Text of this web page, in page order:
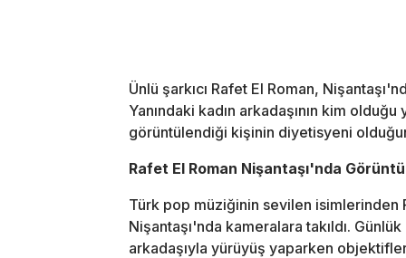
Ünlü şarkıcı Rafet El Roman,
Yanındaki kadın arkadaşının kim
görüntülendiği kişinin diyetisyeni
Rafet El Roman Nişantaşı'nda
Türk pop müziğinin sevilen isimlerinden
Nişantaşı'nda kameralara takıldı.
arkadaşıyla yürüyüş yaparken